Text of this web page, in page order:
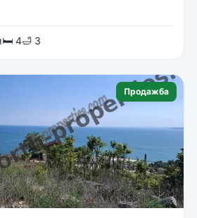
🛏 4🛁 3
Продажба